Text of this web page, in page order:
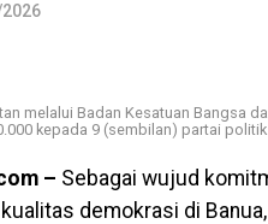
melalui Badan Kesatuan Bangsa
kepada 9 (sembilan) partai
– Sebagai wujud
demokrasi di